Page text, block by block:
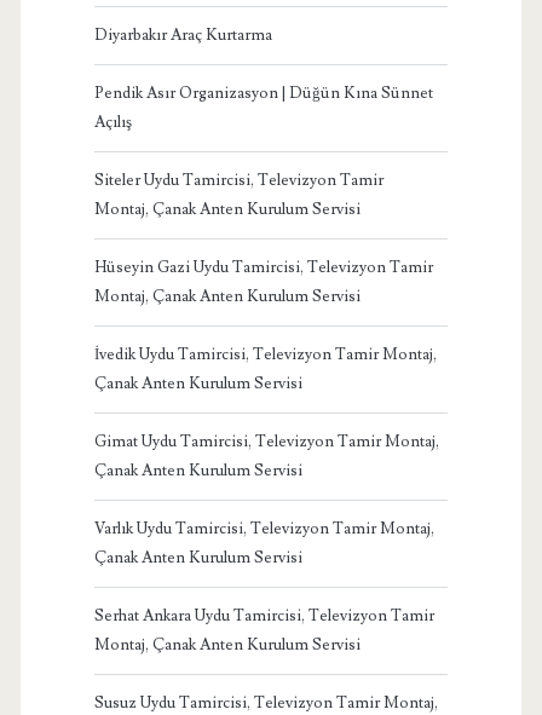
Diyarbakır Araç Kurtarma
Pendik Asır Organizasyon | Düğün Kına Sünnet
Açılış
Siteler Uydu Tamircisi, Televizyon Tamir
Montaj, Çanak Anten Kurulum Servisi
Hüseyin Gazi Uydu Tamircisi, Televizyon Tamir
Montaj, Çanak Anten Kurulum Servisi
İvedik Uydu Tamircisi, Televizyon Tamir Montaj,
Çanak Anten Kurulum Servisi
Gimat Uydu Tamircisi, Televizyon Tamir Montaj,
Çanak Anten Kurulum Servisi
Varlık Uydu Tamircisi, Televizyon Tamir Montaj,
Çanak Anten Kurulum Servisi
Serhat Ankara Uydu Tamircisi, Televizyon Tamir
Montaj, Çanak Anten Kurulum Servisi
Susuz Uydu Tamircisi, Televizyon Tamir Montaj,